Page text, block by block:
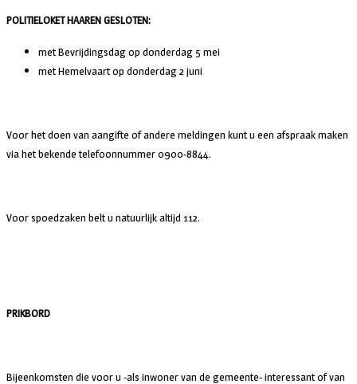
POLITIELOKET HAAREN GESLOTEN:
met Bevrijdingsdag op donderdag 5 mei
met Hemelvaart op donderdag 2 juni
Voor het doen van aangifte of andere meldingen kunt u een afspraak maken
via het bekende telefoonnummer 0900-8844.
Voor spoedzaken belt u natuurlijk altijd 112.
PRIKBORD
Bijeenkomsten die voor u -als inwoner van de gemeente- interessant of van